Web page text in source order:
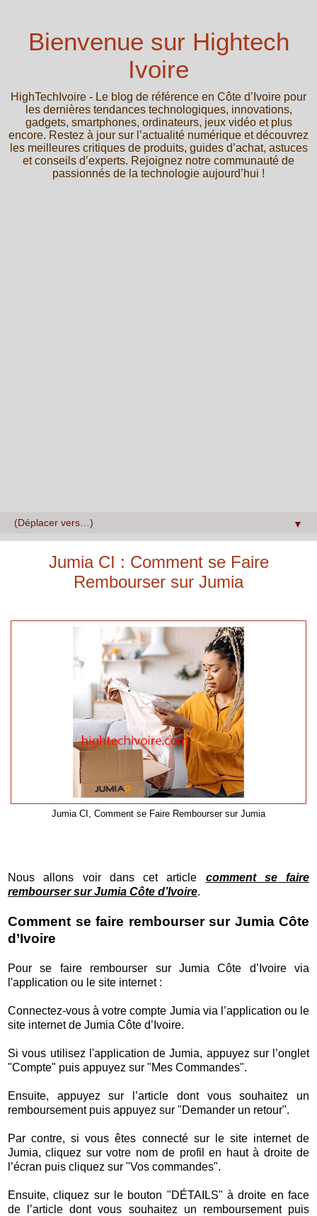
Bienvenue sur Hightech
Ivoire
HighTechIvoire - Le blog de référence en Côte d’Ivoire pour
les dernières tendances technologiques, innovations,
gadgets, smartphones, ordinateurs, jeux vidéo et plus
encore. Restez à jour sur l’actualité numérique et découvrez
les meilleures critiques de produits, guides d’achat, astuces
et conseils d’experts. Rejoignez notre communauté de
passionnés de la technologie aujourd’hui !
▼
Jumia CI : Comment se Faire
Rembourser sur Jumia
Jumia CI, Comment se Faire Rembourser sur Jumia
Nous allons voir dans cet article comment se faire
rembourser sur Jumia Côte d’Ivoire.
Comment se faire rembourser sur Jumia Côte
d’Ivoire
Pour se faire rembourser sur Jumia Côte d’Ivoire via
l'application ou le site internet :
Connectez-vous à votre compte Jumia via l’application ou le
site internet de Jumia Côte d’Ivoire.
Si vous utilisez l'application de Jumia, appuyez sur l’onglet
"Compte" puis appuyez sur "Mes Commandes".
Ensuite, appuyez sur l’article dont vous souhaitez un
remboursement puis appuyez sur "Demander un retour".
Par contre, si vous êtes connecté sur le site internet de
Jumia, cliquez sur votre nom de profil en haut à droite de
l’écran puis cliquez sur "Vos commandes".
Ensuite, cliquez sur le bouton "DÉTAILS" à droite en face
de l’article dont vous souhaitez un remboursement puis